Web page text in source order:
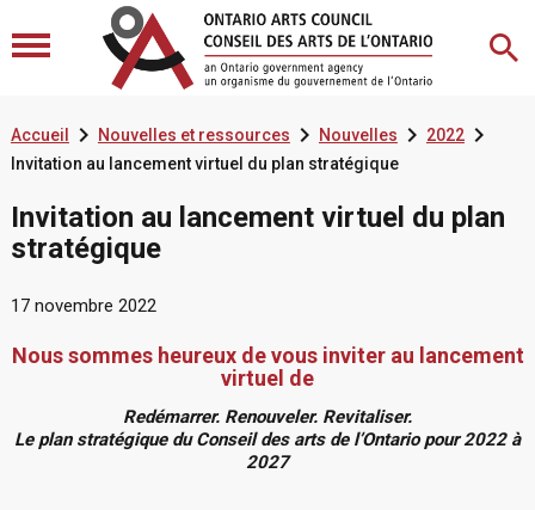
Accueil  Nouvelles et ressources Nouvelles 2022
Invitation au lancement virtuel du plan stratégique
Invitation au lancement virtuel du plan
stratégique
17 novembre 2022
Nous sommes heureux de vous inviter au lancement
virtuel de
Redémarrer. Renouveler. Revitaliser.
Le plan stratégique du Conseil des arts de l’Ontario pour 2022 à
2027